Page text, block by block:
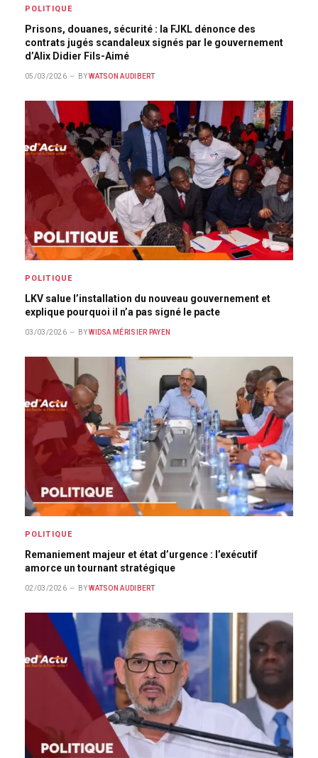
POLITIQUE
Prisons, douanes, sécurité : la FJKL dénonce des
contrats jugés scandaleux signés par le gouvernement
d’Alix Didier Fils-Aimé
05/03/2026 BY WATSON AUDIBERT
POLITIQUE
LKV salue l’installation du nouveau gouvernement et
explique pourquoi il n’a pas signé le pacte
03/03/2026 BY WIDSA MÉRISIER PAYEN
POLITIQUE
Remaniement majeur et état d’urgence : l’exécutif
amorce un tournant stratégique
02/03/2026 BY WATSON AUDIBERT